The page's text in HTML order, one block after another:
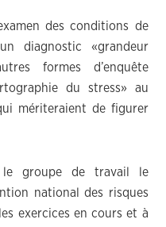
des conditions de
diagnostic «grandeur
formes d’enquête
du stress» au
mériteraient de figurer
le groupe de travail le
national des risques
exercices en cours et à